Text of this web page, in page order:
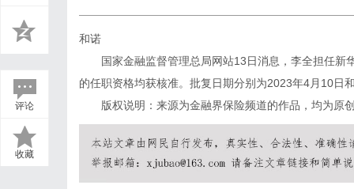
评论
收藏
和诺
国家金融监督管理总局网站13日消息，李全担任新
的任职资格均获核准。批复日期分别为2023年4月10日
版权说明：来源为金融界保险频道的作品，均为原